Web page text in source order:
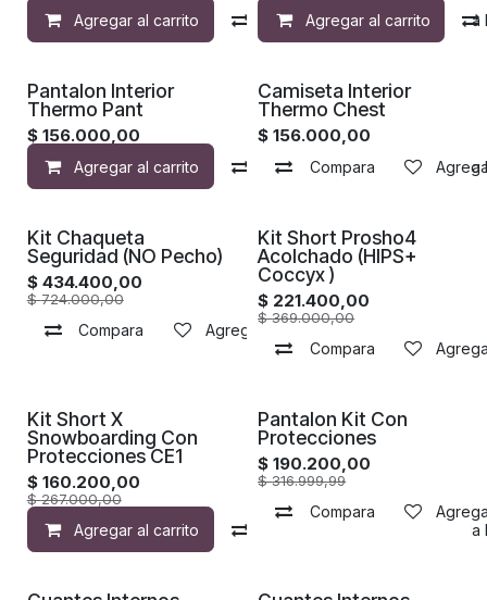
Agregar al carrito Compara Agregar a la
Agregar al carrito
Pantalon Interior
Thermo Pant
$ 156.000,00
Agregar al carrito Compara Agregar a
Camiseta Interior
Thermo Chest
$156.000,00
Compara
Kit Chaqueta
Seguridad (NO Pecho)
$ 434.400,00
$724.000,00
Compara Agregar a la lista de deseos
Kit Short Prosho4
Acolchado (HIPS+
Coccyx )
$ 221.400,00
$369.000,00
Compara
Kit Short X
Snowboarding Con
Protecciones CE1
$ 160.200,00
$267.000,00
Agregar al carrito Agregar a
Pantalon Kit Con
Protecciones
$190.200,00
$316.999,99
Compara